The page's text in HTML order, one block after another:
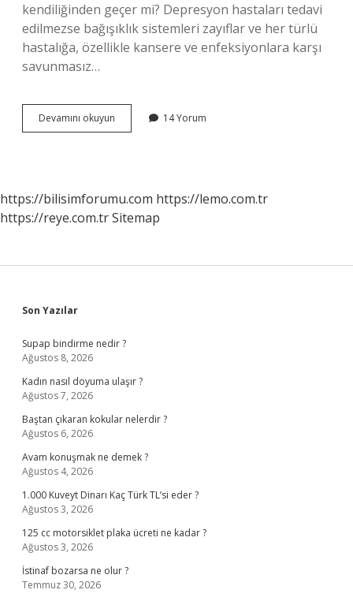
kendiliğinden geçer mi? Depresyon hastaları tedavi
edilmezse bağışıklık sistemleri zayıflar ve her türlü
hastalığa, özellikle kansere ve enfeksiyonlara karşı
savunmasız…
Devamını okuyun
Depresyona
14 Yorum
https://bilisimforumu.com https://lemo.com.tr
https://reye.com.trSitemap
Sidebar
Son Yazılar
Supap bindirme nedir ?
Ağustos 8, 2026
Kadın nasıl doyuma ulaşır ?
Ağustos 7, 2026
Baştan çıkaran kokular nelerdir ?
Ağustos 6, 2026
Avam konuşmak ne demek ?
Ağustos 4, 2026
1.000 Kuveyt Dinarı Kaç Türk TL’si eder ?
Ağustos 3, 2026
125 cc motorsiklet plaka ücreti ne kadar ?
Ağustos 3, 2026
İstinaf bozarsa ne olur ?
Temmuz 30, 2026